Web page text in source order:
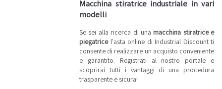
Macchina stiratrice industriale in vari
modelli
Se sei alla ricerca di una macchina stiratrice e
piegatricel'asta online di Industrial Discount ti
consente di realizzare un acquisto conveniente
e garantito. Registrati al nostro portale e
scoprirai tutti i vantaggi di una procedura
trasparente e sicura!